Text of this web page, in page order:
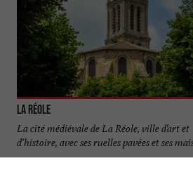
La Réole
La cité médiévale de La Réole, ville d’art et
d’histoire, avec ses ruelles pavées et ses
...